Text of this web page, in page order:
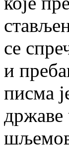
се
и
писма
државе